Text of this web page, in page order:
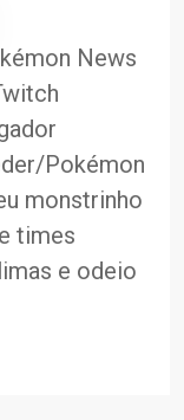
News
Pokémon
monstrinho
times
e odeio